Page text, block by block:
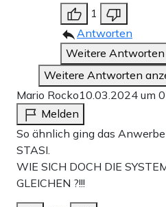
1
Antworten
Weitere Antworten
Weitere Antworten
Mario Rocko10.03.2024 um
Melden
So ähnlich ging das
STASI.
WIE SICH DOCH DIE
GLEICHEN ?!!!